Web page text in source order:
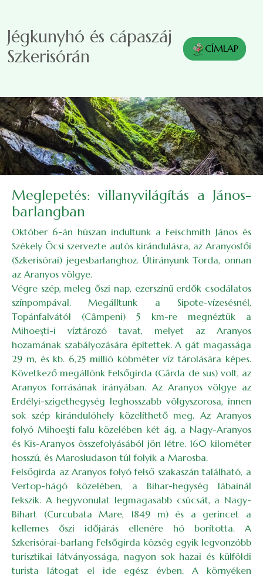
Jégkunyhó és cápaszáj
Szkerisórán
CÍMLAP
Meglepetés: villanyvilágítás a János-
barlangban
Október 6-án húszan indultunk a Feischmith János és
Székely Öcsi szervezte autós kirándulásra, az Aranyosfői
(Szkerisórai) jegesbarlanghoz. Útirányunk Torda, onnan
az Aranyos völgye.
Végre szép, meleg őszi nap, ezerszínű erdők csodálatos
színpompával. Megálltunk a Sipote-vízesésnél,
Topánfalvától (Câmpeni) 5 km-re megnéztük a
Mihoeşti-i víztározó tavat, melyet az Aranyos
hozamának szabályozására építettek. A gát magassága
29 m, és kb. 6,25 millió köbméter víz tárolására képes.
Következő megállónk Felsőgirda (Gârda de sus) volt, az
Aranyos forrásának irányában. Az Aranyos völgye az
Erdélyi-szigethegység leghosszabb völgyszorosa, innen
sok szép kirándulóhely közelíthető meg. Az Aranyos
folyó Mihoeşti falu közelében két ág, a Nagy-Aranyos
és Kis-Aranyos összefolyásából jön létre. 160 kilométer
hosszú, és Marosludason túl folyik a Marosba.
Felsőgirda az Aranyos folyó felső szakaszán található, a
Vertop-hágó közelében, a Bihar-hegység lábainál
fekszik. A hegyvonulat legmagasabb csúcsát, a Nagy-
Bihart (Curcubata Mare, 1849 m) és a gerincet a
kellemes őszi időjárás ellenére hó borította. A
Szkerisórai-barlang Felsőgirda község egyik legvonzóbb
turisztikai látványossága, nagyon sok hazai és külföldi
turista látogat el ide egész évben. A környéken